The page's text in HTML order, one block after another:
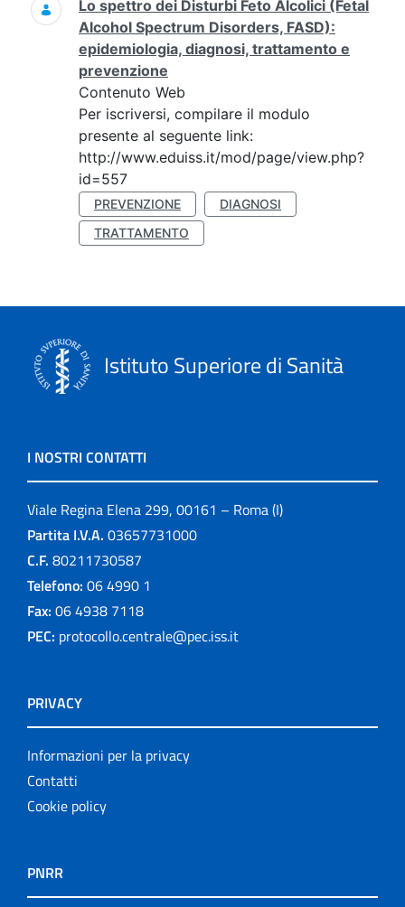
Lo spettro dei Disturbi Feto Alcolici (Fetal
Alcohol Spectrum Disorders, FASD):
epidemiologia, diagnosi, trattamento e
prevenzione
Contenuto Web
Per iscriversi, compilare il modulo
presente al seguente link:
http://www.eduiss.it/mod/page/view.php?
id=557
PREVENZIONE
DIAGNOSI
TRATTAMENTO
Istituto Superiore di Sanità
I NOSTRI CONTATTI
Viale Regina Elena 299, 00161 – Roma (I)
Partita I.V.A. 03657731000
C.F. 80211730587
Telefono: 06 4990 1
Fax: 06 4938 7118
PEC: protocollo.centrale@pec.iss.it
PRIVACY
Informazioni per la privacy
Contatti
Cookie policy
PNRR